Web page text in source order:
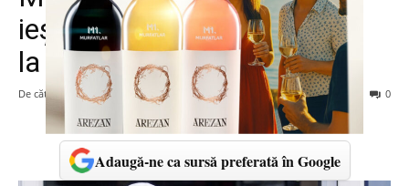
ieşean, găsit mort pe câmp,
la Ciorteşti
De către 4 iulie 2013 0
Adaugă-ne ca sursă preferată în Google